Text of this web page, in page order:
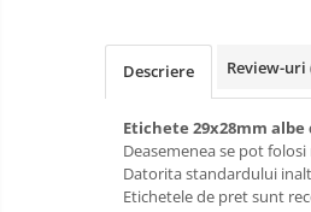
Imprimanta bonuri - comenzi
POS - Calculator , monitor
Descriere Review-uri
Etichete 29x28mm
Deasemenea se pot
Datorita standardului
Etichetele de pret sunt